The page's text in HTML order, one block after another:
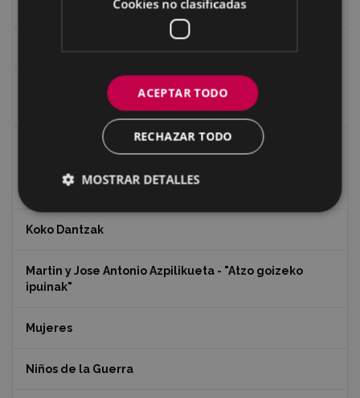
Iglesia de Azitain
Ignacio Zuloaga (1870-2020)
Ignacio Zuloaga, cuadros del autor en las tiendas de
Indalecio Ojanguren Diputación de Gipuzkoa
Juan Antonio Palacios HARRIA
Koko Dantzak
Martin y Jose Antonio Azpilikueta - "Atzo goizeko
ipuinak"
Mujeres
Niños de la Guerra
Cookies no clasificadas
ACEPTAR TODO
RECHAZAR TODO
MOSTRAR DETALLES